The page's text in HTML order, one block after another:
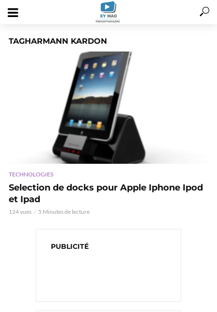
TAGHARMANN KARDON
TECHNOLOGIES
Selection de docks pour Apple Iphone Ipod
et Ipad
124 vues 5 Minutes de lecture
PUBLICITÉ